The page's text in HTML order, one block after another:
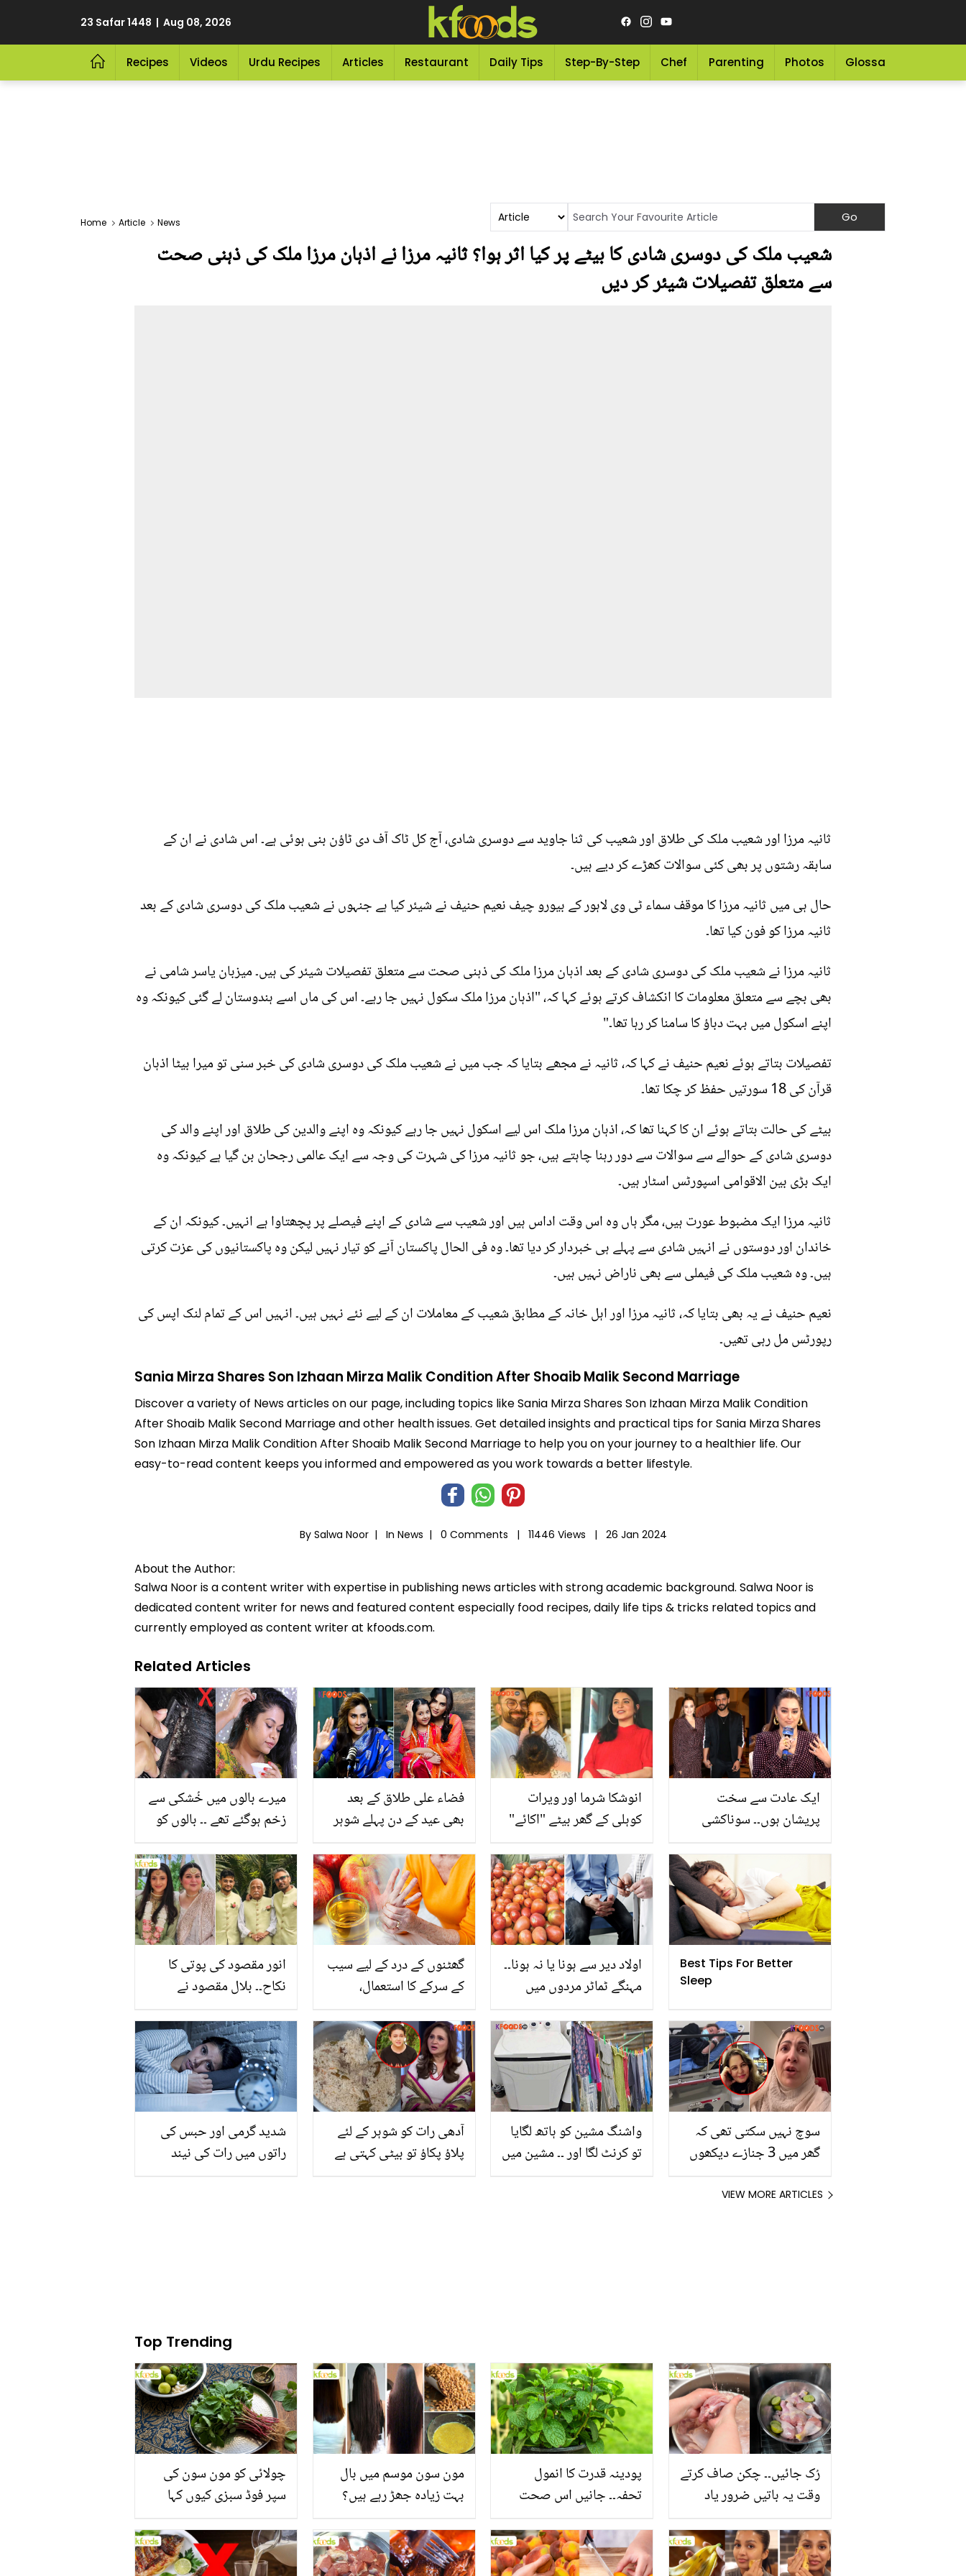
23 Safar 1448 | Aug 08, 2026
Recipes Videos Urdu Recipes Articles Restaurant Daily Tips Step-By-Step Chef Parenting Photos Glossary
Home Article News
شعیب ملک کی دوسری شادی کا بیٹے پر کیا اثر ہوا؟ ثانیہ مرزا نے اذہان مرزا ملک کی ذہنی صحت
سے متعلق تفصیلات شیئر کر دیں
ثانیہ مرزا اور شعیب ملک کی طلاق اور شعیب کی ثنا جاوید سے دوسری شادی، آج کل ٹاک آف دی ٹاؤن بنی ہوئی ہے۔ اس شادی نے ان کے
سابقہ رشتوں پر بھی کئی سوالات کھڑے کر دیے ہیں۔
حال ہی میں ثانیہ مرزا کا موقف سماء ٹی وی لاہور کے بیورو چیف نعیم حنیف نے شیئر کیا ہے جنہوں نے شعیب ملک کی دوسری شادی کے بعد
ثانیہ مرزا کو فون کیا تھا۔
ثانیہ مرزا نے شعیب ملک کی دوسری شادی کے بعد اذہان مرزا ملک کی ذہنی صحت سے متعلق تفصیلات شیئر کی ہیں۔ میزبان یاسر شامی نے
بھی بچے سے متعلق معلومات کا انکشاف کرتے ہوئے کہا کہ، "اذہان مرزا ملک سکول نہیں جا رہے۔ اس کی ماں اسے ہندوستان لے گئی کیونکہ وہ
اپنے اسکول میں بہت دباؤ کا سامنا کر رہا تھا۔"
تفصیلات بتاتے ہوئے نعیم حنیف نے کہا کہ، ثانیہ نے مجھے بتایا کہ جب میں نے شعیب ملک کی دوسری شادی کی خبر سنی تو میرا بیٹا اذہان
قرآن کی 18 سورتیں حفظ کر چکا تھا۔
بیٹے کی حالت بتاتے ہوئے ان کا کہنا تھا کہ، اذہان مرزا ملک اس لیے اسکول نہیں جا رہے کیونکہ وہ اپنے والدین کی طلاق اور اپنے والد کی
دوسری شادی کے حوالے سے سوالات سے دور رہنا چاہتے ہیں، جو ثانیہ مرزا کی شہرت کی وجہ سے ایک عالمی رجحان بن گیا ہے کیونکہ وہ
ایک بڑی بین الاقوامی اسپورٹس اسٹار ہیں۔
ثانیہ مرزا ایک مضبوط عورت ہیں، مگر ہاں وہ اس وقت اداس ہیں اور شعیب سے شادی کے اپنے فیصلے پر پچھتاوا ہے انہیں۔ کیونکہ ان کے
خاندان اور دوستوں نے انہیں شادی سے پہلے ہی خبردار کر دیا تھا۔ وہ فی الحال پاکستان آنے کو تیار نہیں لیکن وہ پاکستانیوں کی عزت کرتی
ہیں۔ وہ شعیب ملک کی فیملی سے بھی ناراض نہیں ہیں۔
نعیم حنیف نے یہ بھی بتایا کہ، ثانیہ مرزا اور اہل خانہ کے مطابق شعیب کے معاملات ان کے لیے نئے نہیں ہیں۔ انہیں اس کے تمام لنک اپس کی
رپورٹس مل رہی تھیں۔
Sania Mirza Shares Son Izhaan Mirza Malik Condition After Shoaib Malik Second Marriage
Discover a variety of News articles on our page, including topics like Sania Mirza Shares Son Izhaan Mirza Malik Condition
After Shoaib Malik Second Marriage and other health issues. Get detailed insights and practical tips for Sania Mirza Shares
Son Izhaan Mirza Malik Condition After Shoaib Malik Second Marriage to help you on your journey to a healthier life. Our
easy-to-read content keeps you informed and empowered as you work towards a better lifestyle.
By Salwa Noor | In News | 0 Comments | 11446 Views | 26 Jan 2024
About the Author:
Salwa Noor is a content writer with expertise in publishing news articles with strong academic background. Salwa Noor is
dedicated content writer for news and featured content especially food recipes, daily life tips & tricks related topics and
currently employed as content writer at kfoods.com.
Related Articles
میرے بالوں میں خُشکی سے
زخم ہوگئے تھے ۔۔ بالوں کو
چند ایسے طریقے جو
خشکی کو ختم کرنے میں
مدد دیتے ہیں
فضاء علی طلاق کے بعد
بھی عید کے دن پہلے شوہر
ساس سسر سے کیوں ملتی
ہیں؟ نئے انکشاف
انوشکا شرما اور ویرات
کوہلی کے گھر بیٹے "اکائے"
نام کا مطلب کیا ہے؟
ایک عادت سے سخت
پریشان ہوں۔۔ سوناکشی
گھر چھوڑنے کا کہہ دیتی
ہیں؟
انور مقصود کی پوتی کا
نکاح۔۔ بلال مقصود نے
دیں! دلہا کون ہے؟ دیکھیں
گھٹنوں کے درد کے لیے سیب
کے سرکے کا استعمال،
طرح حیرت انگیز طور پر
آپ کی اس مشکل کو دور کر
سکتا ہے
اولاد دیر سے ہونا یا نہ ہونا۔۔
مہنگے ٹماٹر مردوں میں
آسان علاج، جانیں ٹماٹر میں
ایسی کیا خاص بات ہے؟
Best Tips For Better
Sleep
شدید گرمی اور حبس کی
راتوں میں رات کی نیند
آدھی رات کو شوہر کے لئے
پلاؤ پکاؤ تو بیٹی کہتی ہے
واشنگ مشین کو ہاتھ لگایا
تو کرنٹ لگا اور ۔۔ مشین میں
سوچ نہیں سکتی تھی کہ
گھر میں 3 جنازے دیکھوں
VIEW MORE ARTICLES
Top Trending
چولائی کو مون سون کی
سپر فوڈ سبزی کیوں کہا
منرلز اور اینٹی آکسیڈنٹس
سے بھرپور اس سبزی کے
مون سون موسم میں بال
بہت زیادہ جھڑ رہے ہیں؟
بنانے کے چند قدرتی طریقے
پودینہ قدرت کا انمول
تحفہ۔۔ جانیں اس صحت
انگیز طبی فوائد
رُک جائیں۔۔ چکن صاف کرتے
وقت یہ باتیں ضرور یاد